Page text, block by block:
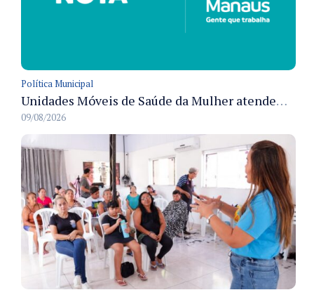
Política Municipal
Unidades Móveis de Saúde da Mulher atendem diversas zonas de Manaus durante o mês de agosto
09/08/2026